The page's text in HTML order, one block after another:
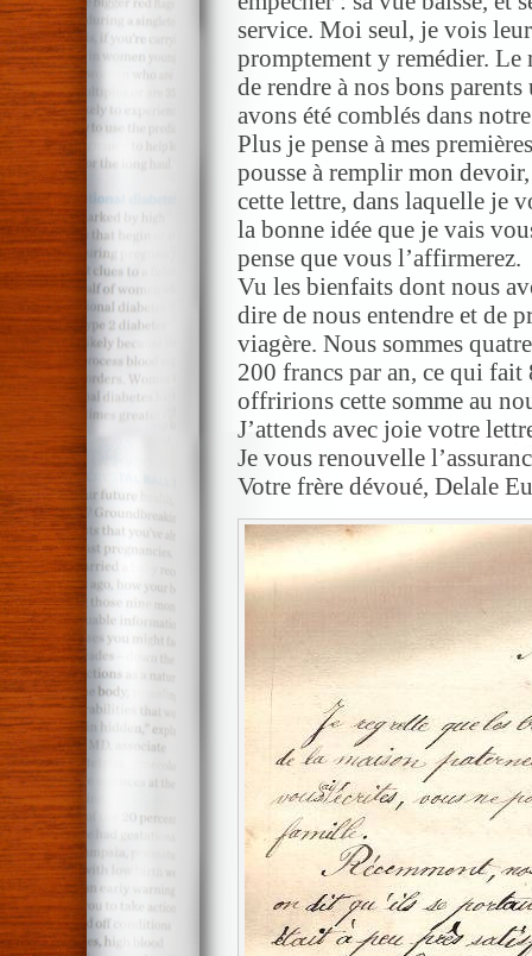
service. Moi seul, je vois
promptement y remédier. Le
de rendre à nos bons
avons été comblés dans
Plus je pense à mes
pousse à remplir mon
cette lettre, dans laquelle je
la bonne idée que je vais
pense que vous l’affirmerez.
Vu les bienfaits dont nous
dire de nous entendre et de
viagère. Nous sommes
200 francs par an, ce qui
offririons cette somme au
J’attends avec joie votre
Je vous renouvelle
Votre frère dévoué, Delale